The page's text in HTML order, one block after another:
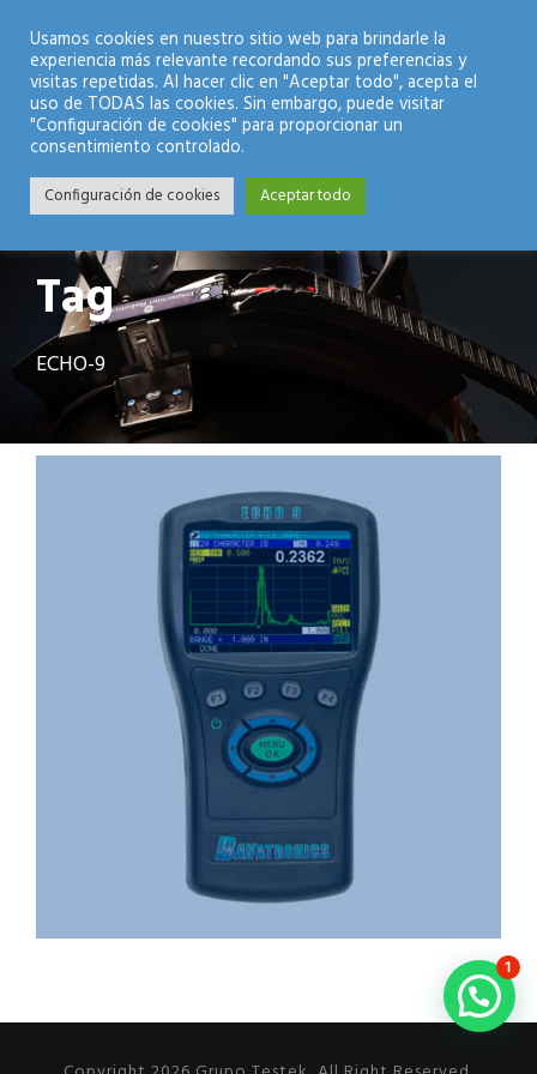
Modo Nocturno
Tag
ECHO-9
Usamos cookies en nuestro sitio web para brindarle la
experiencia más relevante recordando sus preferencias y
visitas repetidas. Al hacer clic en "Aceptar todo", acepta el
uso de TODAS las cookies. Sin embargo, puede visitar
"Configuración de cookies" para proporcionar un
consentimiento controlado.
Configuración de cookies Aceptar todo
1